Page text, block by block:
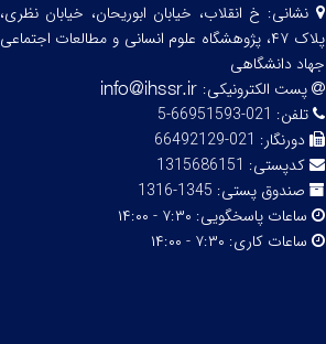
نشانی: خ انقلاب، خیابان ابوریحان، خیابان نظری،
پلاک ۴۷، پژوهشگاه علوم انسانی و مطالعات اجتماعی
جهاد دانشگاهی
پست الکترونیکی:
تلفن: 021-66951593-5
دورنگار: 021-66492129
کدپستی: 1315686151
صندوق پستی: 1345-1316
ساعات پاسخگویی: ۷:۳۰ - ۱۴:۰۰
ساعات کاری: ۷:۳۰ - ۱۴:۰۰